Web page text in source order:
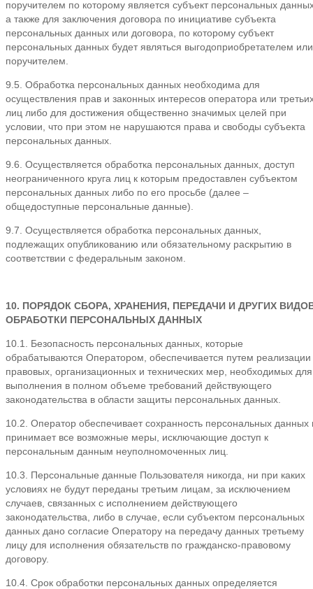
поручителем по которому является субъект персональных
а также для заключения договора по инициативе субъекта
персональных данных или договора, по которому субъект
персональных данных будет являться выгодоприобретателем или
поручителем.
9.5. Обработка персональных данных необходима для
осуществления прав и законных интересов оператора или
лиц либо для достижения общественно значимых целей при
условии, что при этом не нарушаются права и свободы субъекта
персональных данных.
9.6. Осуществляется обработка персональных данных, доступ
неограниченного круга лиц к которым предоставлен субъектом
персональных данных либо по его просьбе (далее –
общедоступные персональные данные).
9.7. Осуществляется обработка персональных данных,
подлежащих опубликованию или обязательному раскрытию в
соответствии с федеральным законом.
10. ПОРЯДОК СБОРА, ХРАНЕНИЯ, ПЕРЕДАЧИ И ДРУГИХ
ОБРАБОТКИ ПЕРСОНАЛЬНЫХ ДАННЫХ
10.1. Безопасность персональных данных, которые
обрабатываются Оператором, обеспечивается путем реализации
правовых, организационных и технических мер, необходимых для
выполнения в полном объеме требований действующего
законодательства в области защиты персональных данных.
10.2. Оператор обеспечивает сохранность персональных данных
принимает все возможные меры, исключающие доступ к
персональным данным неуполномоченных лиц.
10.3. Персональные данные Пользователя никогда, ни при каких
условиях не будут переданы третьим лицам, за исключением
случаев, связанных с исполнением действующего
законодательства, либо в случае, если субъектом персональных
данных дано согласие Оператору на передачу данных третьему
лицу для исполнения обязательств по гражданско-правовому
договору.
10.4. Срок обработки персональных данных определяется